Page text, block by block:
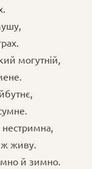
могутній,
нестримна,
живу.
й зимно.